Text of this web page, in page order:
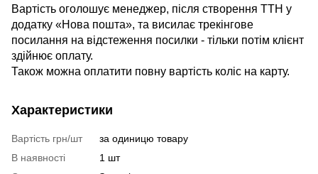
Вартість оголошує менеджер, після створення ТТН у
додатку «Нова пошта», та висилає трекінгове
посилання на відстеження посилки - тільки потім клієнт
здійнює оплату.
Також можна оплатити повну вартість коліс на карту.
Характеристики
Вартість грн/шт
за одиницю товару
В наявності
1 шт